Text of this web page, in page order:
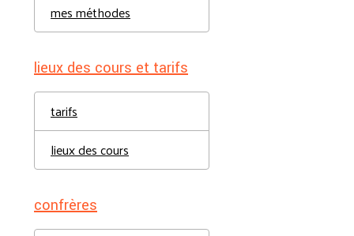
mes méthodes
lieux des cours et tarifs
tarifs
lieux des cours
confrères